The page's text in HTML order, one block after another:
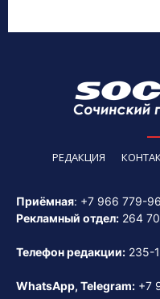
РЕДАКЦИЯ
Приёмная: +7 966 779-
Рекламный отдел: 264
Телефон редакции: 235-
WhatsApp, Telegram: +7